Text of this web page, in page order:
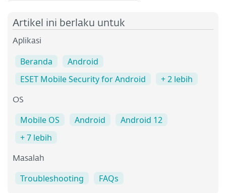
Artikel ini berlaku untuk
Aplikasi
Beranda
Android
ESET Mobile Security for Android
+ 2 lebih
OS
Mobile OS Android
Android 12
+ 7 lebih
Masalah
Troubleshooting FAQs